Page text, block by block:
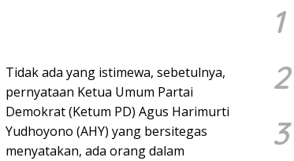
Tidak ada yang istimewa, sebetulnya,
pernyataan Ketua Umum Partai
Demokrat (Ketum PD) Agus Harimurti
Yudhoyono (AHY) yang bersitegas
menyatakan, ada orang dalam
1
2
3